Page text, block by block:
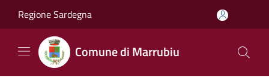
Regione Sardegna
Comune di Marrubiu